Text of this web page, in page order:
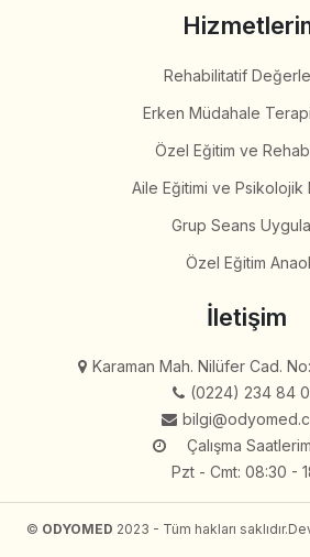
Rehabilitatif
Erken Müdahale Terapi
Özel Eğitim ve
Aile Eğitimi ve Psikolojik
Grup Seans
Özel Eğitim
İletişim
Karaman Mah. Nilüfer Cad.
(0224) 234 84
Çalışma
Pzt - Cmt: 08:30 -
© ODYOMED 2023 - Tüm hakları saklıdır.